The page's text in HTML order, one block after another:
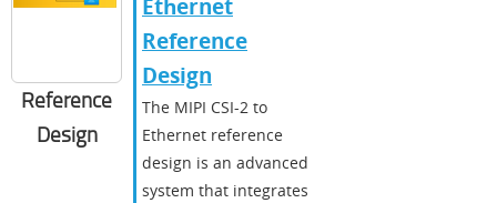
Reference
Design
Ethernet
Reference
Design
The MIPI CSI-2 to
Ethernet reference
design is an advanced
system that integrates